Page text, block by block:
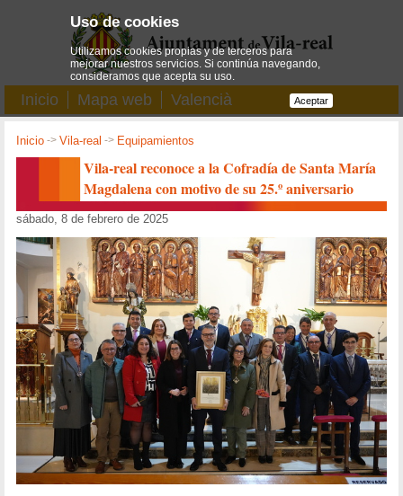
Inicio Mapa web Valencià
Inicio ->Vila-real -> Equipamientos
Vila-real reconoce a la Cofradía de Santa María
Magdalena con motivo de su 25.º aniversario
sábado, 8 de febrero de 2025
Uso de cookies
Utilizamos cookies propias y de terceros para
mejorar nuestros servicios. Si continúa navegando,
consideramos que acepta su uso.
Aceptar